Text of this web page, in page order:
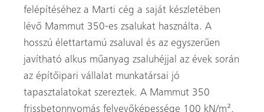
felépítéséhez a Marti cég a saját készletében
lévő Mammut 350-es zsalukat használta. A
hosszú élettartamú zsaluval és az egyszerűen
javítható alkus műanyag zsaluhéjjal az évek során
az építőipari vállalat munkatársai jó
tapasztalatokat szereztek. A Mammut 350
frissbetonnyomás felvevőképessége 100 kN/m².